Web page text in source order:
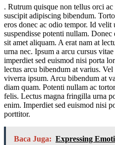
. Rutrum quisque non tellus orci
suscipit adipiscing bibendum.
eros donec ac odio tempor. Id
suspendisse potenti nullam.
sit amet aliquam. A erat nam at
urna nec. Ipsum a arcu cursus
imperdiet sed euismod nisi porta
lectus arcu bibendum at varius.
viverra ipsum. Arcu bibendum at
diam quam. Potenti nullam ac
felis. Lectus magna fringilla urna
enim. Imperdiet sed euismod nisi
porttitor.
Baca Juga: Expressing